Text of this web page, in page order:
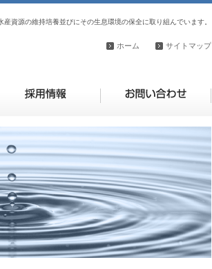
資源の維持培養並びにその生息環境の保全に取り組んでいます。
ホーム サイトマップ